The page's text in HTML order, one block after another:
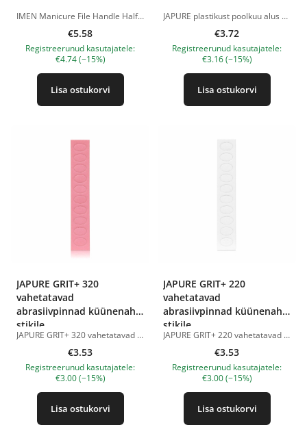
IMEN Manicure File Handle Half Moon on mugav poolkuu kujuline korduvkasutatav alus, mis on mõeldud isekleepuvate vahetatavate abrasiivide ja poleerimispatjade kinnitamiseks. Ergonoomiline kuju võimaldab mugavalt töötada nii sirge kui ka ümara küljega. Alus sobib küünte pikkuse ja kuju korrigeerimiseks, naturaalsete ja kunstküünte viilimiseks, külgvallide töötlemiseks ning küüneplaadi ettevalmistamiseks. Sobib kasutamiseks mitte ainult klassikalises maniküüris, vaid ka viilmaniküüris. Naha ja küünenaha piirkonna õrnaks töötlemiseks on soovitatav valida sobiva karedusega pehmed vahetatavad abrasiivid. Eelised korduvkasutatav alus; mugav Half Moon ehk poolkuu kuju; sobib isekleepuvatele vahetatavatele viilidele ja poleerimispatjadele; kasutatav klassikalises maniküüris ja viilmaniküüris; mugav töötamiseks külgvallide ja küünenaha piirkonnas; võimaldab kasutada iga kliendi jaoks uut ühekordset abrasiivi; sobib professionaalseks ja koduseks kasutamiseks. Mõõdud: 17,8 × 2,85 × 0,1 cm. Kasutamine: Kinnitage vahetatav abrasiivne viil plastikust alusele ja kasutage töövahendit küünte ning küüneplaadi ümbruse naha õrnaks töötlemiseks. Pärast kasutamist eemaldage kasutatud viil ja puhastage alus vastavalt töövahendite hooldusjuhistele. Tootepildid on illustratiivsed. Küsimuste korral ootame alati Sinu meili nanatallinn@gmail.com
€5.58
Registreerunud kasutajatele:
€4.74 (−15%)
Lisa ostukorvi
JAPURE plastikust poolkuu alus on mugav töövahend professionaalseks viilimaniküüriks. Seda kasutatakse koos vahetatavate abrasiivsete viilidega ning see aitab õrnalt töödelda küüneplaati, külgvalle ja küünenaha piirkonda. Alus on valmistatud vastupidavast ja painduvast plastikust, mistõttu on seda mugav käes hoida ja töö ajal lihtne kontrollida. Poolkuu kuju võimaldab täpset tööd nii naturaalküüntel kui ka raskesti ligipääsetavates kohtades. Eelised: sobib viilimaniküüriks; painduv plastikust alus; mugav poolkuu kuju; kasutatakse koos vahetatavate viilidega; sobib küünte, külgvalle ja küünenaha piirkonna töötlemiseks; kerge, praktiline ja mugav kasutada; sobib nii professionaalseks kui ka koduseks kasutamiseks. Kasutamine:Kinnitage vahetatav abrasiivne viil plastikust alusele ja kasutage töövahendit küünte ning küüneplaadi ümbruse naha õrnaks töötlemiseks. Pärast kasutamist eemaldage kasutatud viil ja puhastage alus vastavalt töövahendite hooldusjuhistele. JAPURE plastikust poolkuu alus on praktiline lahendus täpseks, ohutuks ja mugavaks viilimaniküüriks. Tootepildid on illustratiivsed. Küsimuste korral ootame alati Sinu meili nanatallinn@gmail.com
€3.72
Registreerunud kasutajatele:
€3.16 (−15%)
Lisa ostukorvi
JAPURE GRIT+ 320
vahetatavad
abrasiivpinnad küünenaha
stikile
JAPURE GRIT+ 320 vahetatavad abrasiivpinnad küünenaha stikile on professionaalsed kleepuvad abrasiivid, mis on loodud küünenaha ja naturaalse küüneplaadi eriti õrnaks töötlemiseks viilmaniküüri tehnikas. Sobivad täpseks tööks siinuste piirkonnas, külgvallidel ja teistes tundlikes kohtades. 320 grit abrasiiv tagab pehme ja kontrollitud töö naha ning küüntega, aidates õrnalt eemaldada pterügiumi, tõsta kinnitunud küünenahka ja töödelda küünenaha piirkonda ilma liigse traumata. Tootmisel kasutatakse kvaliteetset Jaapani abrasiivi naturaalse kvartsipõhise koostisega. Peeneteraline ja ühtlane abrasiivkate tagab mugava töö ning tundlike piirkondade delikaatse töötlemise. Spetsiaalne anti-dust kate aitab vähendada tolmu kogunemist ja säilitab abrasiivi efektiivsuse protseduuri ajal. JAPURE GRIT+ 320 vahetatavad abrasiivpinnad sobivad: — viilmaniküüriks; — õrnaks küünenaha töötlemiseks; — pterügiumi eemaldamiseks; — tundliku naha töötlemiseks; — siinuste ja külgvallide töötlemiseks; — naturaalse küüneplaadi ettevalmistamiseks; — professionaalseks ja koduseks kasutamiseks. JAPURE GRIT+ 320 eelised: • vahetatavad kleepuvad abrasiivpinnad; • pehme 320 grit abrasiivsus; • premium Jaapani abrasiiv; • õrn küünenaha töötlemine; • mugav töö raskesti ligipääsetavates kohtades; • anti-dust kate; • sobivad viilmaniküüriks. Kogus: 10 vahetatavat pulka ühes ribas. Tootepildid on illustratiivsed. Küsimuste korral ootame alati Sinu meili nanatallinn@gmail.com
€3.53
Registreerunud kasutajatele:
€3.00 (−15%)
Lisa ostukorvi
JAPURE GRIT+ 220
vahetatavad
abrasiivpinnad küünenaha
stikile
JAPURE GRIT+ 220 vahetatavad abrasiivpinnad küünenaha stikile on professionaalsed kleepuvad abrasiivid, mis on loodud küünenaha õrnaks töötlemiseks ja küüneplaadi puhastamiseks viilmaniküüri tehnikas. Sobivad täpseks tööks siinuste piirkonnas, külgvallidel ja teistes raskesti ligipääsetavates kohtades. 220 grit abrasiiv tagab kontrollitud ja täpse naturaalküünte ning naha töötlemise, aidates õrnalt eemaldada pterügiumi, tõsta ja õhendada kinnitunud küünenahka ilma liigse mehaanilise mõjuta. Tootmisel kasutatakse kvaliteetset Jaapani abrasiivi naturaalse kvartsipõhise koostisega. Ühtlane abrasiivkate tagab stabiilse ja mugava töö. Spetsiaalne anti-dust kate aitab vähendada tolmu kogunemist ning säilitab abrasiivi efektiivsuse pika aja jooksul. JAPURE GRIT+ 220 vahetatavad abrasiivpinnad sobivad: — viilmaniküüriks; — küünenaha töötlemiseks; — pterügiumi eemaldamiseks; — siinuste ja külgvallide töötlemiseks; — raskesti ligipääsetavate piirkondade jaoks; — küüneplaadi ettevalmistamiseks; — professionaalseks ja koduseks kasutamiseks. JAPURE GRIT+ 220 eelised: • vahetatavad kleepuvad abrasiivpinnad; • 220 grit abrasiivsus; • premium Jaapani abrasiiv; • õrn küünenaha töötlemine; • täpne töö raskesti ligipääsetavates kohtades; • anti-dust kate; • sobivad viilmaniküüriks. Kogus: 10 vahetatavat pulka ühes ribas. Tootepildid on illustratiivsed. Küsimuste korral ootame alati Sinu meili nanatallinn@gmail.com
€3.53
Registreerunud kasutajatele:
€3.00 (−15%)
Lisa ostukorvi